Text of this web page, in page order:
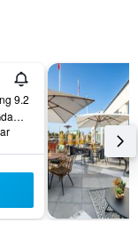
9.2
Podwale Grodzkie 4, Gdansk, Pomorskie, Poland